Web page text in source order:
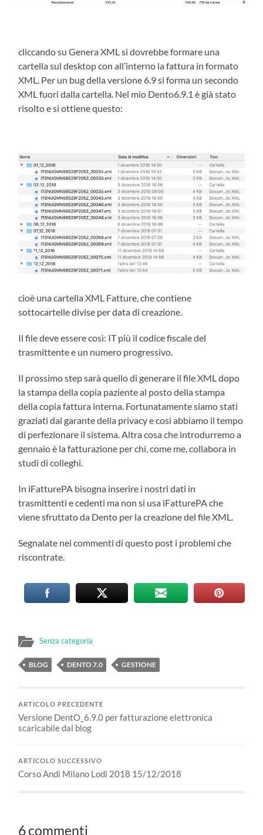
cliccando su Genera XML si dovrebbe formare una
cartella sul desktop con all’interno la fattura in formato
XML. Per un bug della versione 6.9 si forma un secondo
XML fuori dalla cartella. Nel mio Dento6.9.1 è già stato
risolto e si ottiene questo:
cioè una cartella XML Fatture, che contiene
sottocartelle divise per data di creazione.
Il file deve essere così: IT più il codice fiscale del
trasmittente e un numero progressivo.
Il prossimo step sarà quello di generare il file XML dopo
la stampa della copia paziente al posto della stampa
della copia fattura interna. Fortunatamente siamo stati
graziati dal garante della privacy e così abbiamo il tempo
di perfezionare il sistema. Altra cosa che introdurremo a
gennaio è la fatturazione per chi, come me, collabora in
studi di colleghi.
In iFatturePA bisogna inserire i nostri dati in
trasmittenti e cedenti ma non si usa iFatturePA che
viene sfruttato da Dento per la creazione del file XML.
Segnalate nei commenti di questo post i problemi che
riscontrate.
Senza categoria
BLOG DENTO 7.0 GESTIONE
ARTICOLO PRECEDENTE
Versione DentO_6.9.0 per fatturazione elettronica
scaricabile dal blog
ARTICOLO SUCCESSIVO
Corso Andi Milano Lodi 2018 15/12/2018
6 commenti